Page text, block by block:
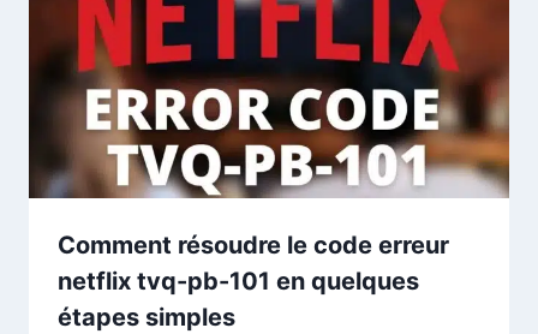
Comment résoudre le code erreur
netflix tvq-pb-101 en quelques
étapes simples